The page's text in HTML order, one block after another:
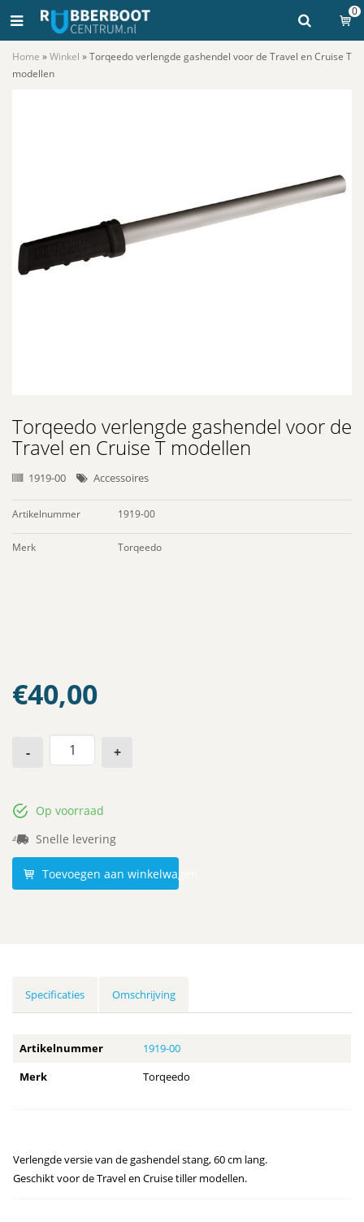
0
Home »Winkel »Torqeedo verlengde gashendel voor de Travel en Cruise T
modellen
Torqeedo verlengde gashendel voor de
Travel en Cruise T modellen
1919-00 Accessoires
Artikelnummer 1919-00
Merk Torqeedo
€40,00
- +
Op voorraad
Snelle levering
Toevoegen aan winkelwagen
Specificaties Omschrijving
Artikelnummer
1919-00
Merk
Torqeedo
Verlengde versie van de gashendel stang, 60 cm lang.
Geschikt voor de Travel en Cruise tiller modellen.